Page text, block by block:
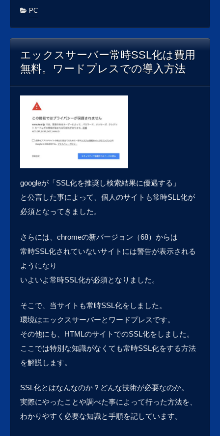
PC
エックスサーバー常時SSL化は費用
無料。ワードプレスでの導入方法
googleが「SSL化を推奨し検索結果に優遇する」
と公言した事によって、個人のサイトも常時SLL化が
必須となってきました。
さらには、chromeの新バージョン（68）からは
常時SSL化されていないサイトには警告が表示される
ようになり
いよいよ常時SSL化が必須となりました。
そこで、当サイトも常時SSL化をしました。
環境はエックスサーバーとワードプレスです。
その他にも、HTMLのサイトでのSSL化をしました。
ここでは特別な知識がなくても常時SSL化をする方法
を解説します。
SSL化とはなんなのか？どんな技術が必要なのか。
実際にやったことや調べた事によって行った方法を、
わかりやすく必要な知識と手順を記しています。